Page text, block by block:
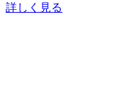
詳しく見る